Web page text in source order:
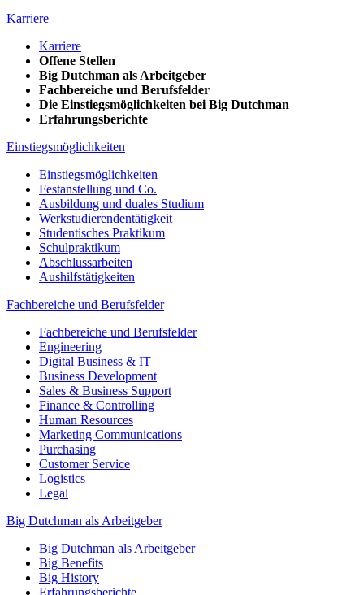
Karriere
Karriere
Offene Stellen
Big Dutchman als Arbeitgeber
Fachbereiche und Berufsfelder
Die Einstiegsmöglichkeiten bei Big Dutchman
Erfahrungsberichte
Einstiegsmöglichkeiten
Einstiegsmöglichkeiten
Festanstellung und Co.
Ausbildung und duales Studium
Werkstudierendentätigkeit
Studentisches Praktikum
Schulpraktikum
Abschlussarbeiten
Aushilfstätigkeiten
Fachbereiche und Berufsfelder
Fachbereiche und Berufsfelder
Engineering
Digital Business & IT
Business Development
Sales & Business Support
Finance & Controlling
Human Resources
Marketing Communications
Purchasing
Customer Service
Logistics
Legal
Big Dutchman als Arbeitgeber
Big Dutchman als Arbeitgeber
Big Benefits
Big History